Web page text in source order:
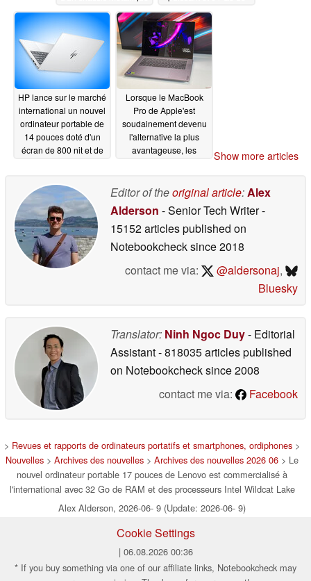
détails du projet Firefly
06/11/2026
beaucoup plus élevé
06/09/2026
HP lance sur le marché
international un nouvel
ordinateur portable de
14 pouces doté d'un
écran de 800 nit et de
Lorsque le MacBook
Pro de Apple'est
soudainement devenu
l'alternative la plus
avantageuse, les
Yoga Pro 7i 15 ont un
Show more articles
Editor of theoriginal article:Alex
Alderson - Senior Tech Writer-
15152 articles published on
Notebookchecksince 2018
contact me via:
@aldersonaj,
Bluesky
Translator: Ninh Ngoc Duy- Editorial
Assistant- 818035 articles published
on Notebookchecksince 2008
contact me via:
Facebook
> Revues et rapports de ordinateurs portatifs et smartphones, ordiphones >
Nouvelles > Archives des nouvelles > Archives des nouvelles 2026 06 > Le
nouvel ordinateur portable 17 pouces de Lenovo est commercialisé à
l'international avec 32 Go de RAM et des processeurs Intel Wildcat Lake
Alex Alderson, 2026-06- 9 (Update: 2026-06- 9)
Cookie Settings
| 06.08.2026 00:36
* If you buy something via one of our affiliate links, Notebookcheck may